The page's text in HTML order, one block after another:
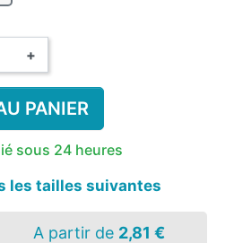
+
PANIER
sous 24 heures
les tailles suivantes
A partir de 2,81 €